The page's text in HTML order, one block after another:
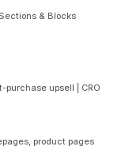
& Blocks
upsell | CRO
product pages